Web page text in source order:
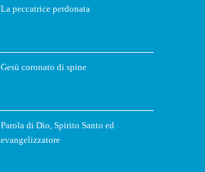
La peccatrice perdonata
Gesù coronato di spine
Parola di Dio, Spirito Santo ed
evangelizzatore